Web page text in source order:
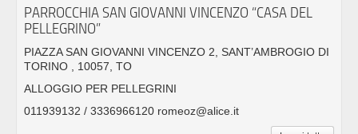
PARROCCHIA SAN GIOVANNI VINCENZO “CASA DEL
PELLEGRINO”
PIAZZA SAN GIOVANNI VINCENZO 2, SANT’AMBROGIO DI
TORINO , 10057, TO
ALLOGGIO PER PELLEGRINI
011939132 / 3336966120 romeoz@alice.it